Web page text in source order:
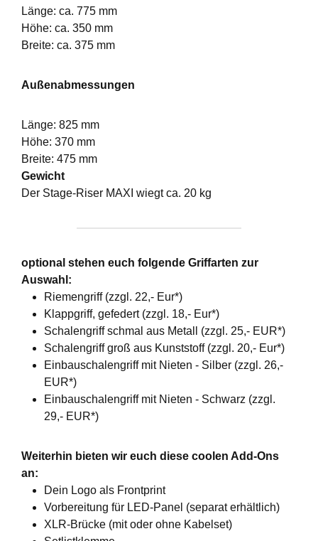
Länge: ca. 775 mm
Höhe: ca. 350 mm
Breite: ca. 375 mm
Außenabmessungen
Länge: 825 mm
Höhe: 370 mm
Breite: 475 mm
Gewicht
Der Stage-Riser MAXI wiegt ca. 20 kg
optional stehen euch folgende Griffarten zur
Auswahl:
Riemengriff (zzgl. 22,- Eur*)
Klappgriff, gefedert (zzgl. 18,- Eur*)
Schalengriff schmal aus Metall (zzgl. 25,- EUR*)
Schalengriff groß aus Kunststoff (zzgl. 20,- Eur*)
Einbauschalengriff mit Nieten - Silber (zzgl. 26,-
EUR*)
Einbauschalengriff mit Nieten - Schwarz (zzgl.
29,- EUR*)
Weiterhin bieten wir euch diese coolen Add-Ons
an:
Dein Logo als Frontprint
Vorbereitung für LED-Panel (separat erhältlich)
XLR-Brücke (mit oder ohne Kabelset)